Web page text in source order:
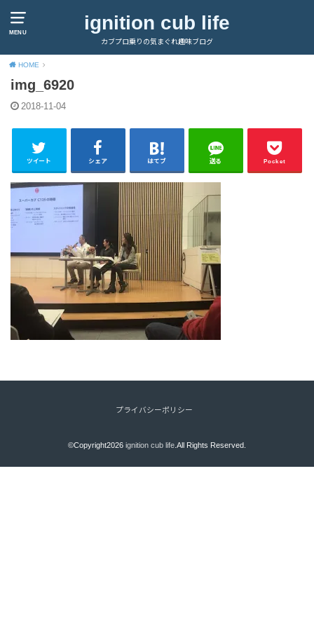
MENU ignition cub life
カブプロ乗りの気まぐれ趣味ブログ
HOME
img_6920
2018-11-04
ツイート シェア はてブ 送る Pocket
プライバシーポリシー
©Copyright2026 ignition cub life.All Rights Reserved.